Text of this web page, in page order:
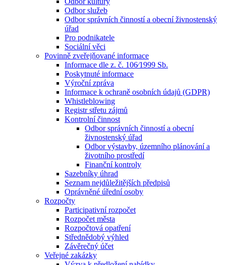
Odbor služeb
Odbor správních činností a obecní živnostenský
úřad
Pro podnikatele
Sociální věci
Povinně zveřejňované informace
Informace dle z. č. 106⁄1999 Sb.
Poskytnuté informace
Výroční zpráva
Informace k ochraně osobních údajů (GDPR)
Whistleblowing
Registr střetu zájmů
Kontrolní činnost
Odbor správních činností a obecní
živnostenský úřad
Odbor výstavby, územního plánování a
životního prostředí
Finanční kontroly
Sazebníky úhrad
Seznam nejdůležitějších předpisů
Oprávněné úřední osoby
Rozpočty
Participativní rozpočet
Rozpočet města
Rozpočtová opatření
Střednědobý výhled
Závěrečný účet
Veřejné zakázky